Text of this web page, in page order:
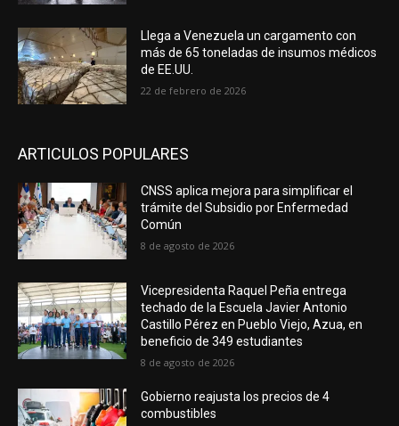
Llega a Venezuela un cargamento con
más de 65 toneladas de insumos médicos
de EE.UU.
22 de febrero de 2026
ARTICULOS POPULARES
CNSS aplica mejora para simplificar el
trámite del Subsidio por Enfermedad
Común
8 de agosto de 2026
Vicepresidenta Raquel Peña entrega
techado de la Escuela Javier Antonio
Castillo Pérez en Pueblo Viejo, Azua, en
beneficio de 349 estudiantes
8 de agosto de 2026
Gobierno reajusta los precios de 4
combustibles